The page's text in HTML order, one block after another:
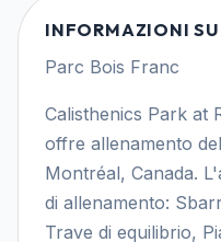
INFORMAZIONI
Parc Bois Franc
Calisthenics Park at
offre allenamento
Montréal, Canada.
di allenamento:
Trave di equilibrio,